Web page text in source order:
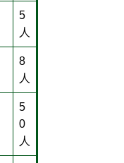
5
人
8
人
5
0
人